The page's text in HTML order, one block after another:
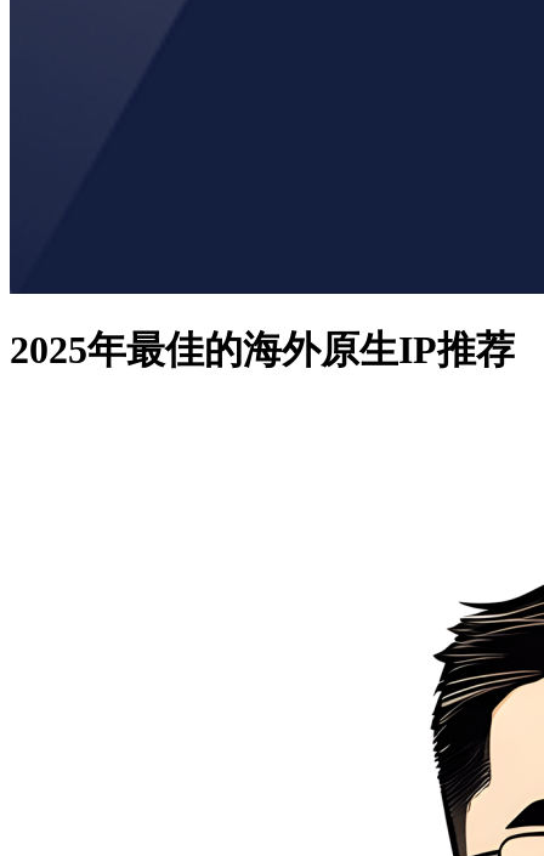
2025年最佳的海外原生IP推荐